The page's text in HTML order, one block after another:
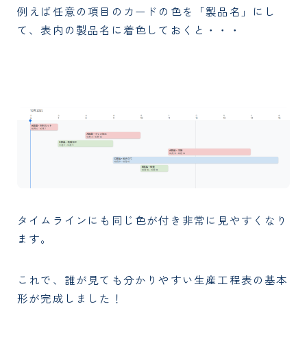
例えば任意の項目のカードの色を「製品名」にし
て、表内の製品名に着色しておくと・・・
タイムラインにも同じ色が付き非常に見やすくなり
ます。
これで、誰が見ても分かりやすい生産工程表の基本
形が完成しました！